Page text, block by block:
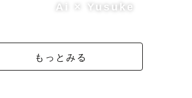
Ai × Yusuke
もっとみる